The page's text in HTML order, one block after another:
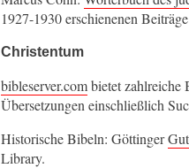
1927-1930 erschienenen
Christentum
bibleserver.combietet zahlreiche
Übersetzungen einschließlich
Historische Bibeln: Göttinger
Library.